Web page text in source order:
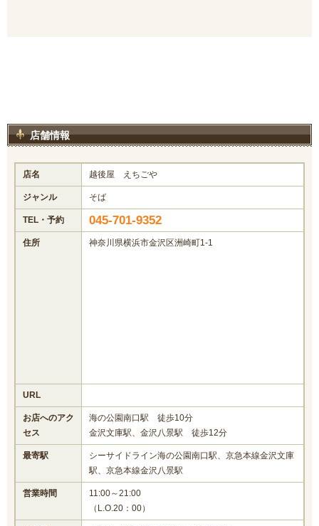
店舗情報
店名 越後屋 えちごや
ジャンル そば
TEL・予約 045-701-9352
住所 神奈川県横浜市金沢区洲崎町1-1
URL
お店へのアク
セス
海の公園南口駅 徒歩10分
金沢文庫駅、金沢八景駅 徒歩12分
最寄駅
シーサイドライン海の公園南口駅、京急本線金沢文庫
駅、京急本線金沢八景駅
営業時間
11:00～21:00
（L.O.20：00）